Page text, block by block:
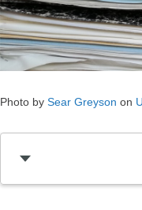
Photo by Sear Greyson on